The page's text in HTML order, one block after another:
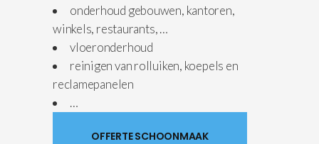
onderhoud gebouwen, kantoren,
winkels, restaurants, …
vloeronderhoud
reinigen van rolluiken, koepels en
reclamepanelen
…
OFFERTE SCHOONMAAK